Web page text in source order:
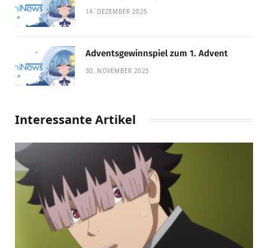
14. DEZEMBER 2025
Adventsgewinnspiel zum 1. Advent
30. NOVEMBER 2025
Interessante Artikel